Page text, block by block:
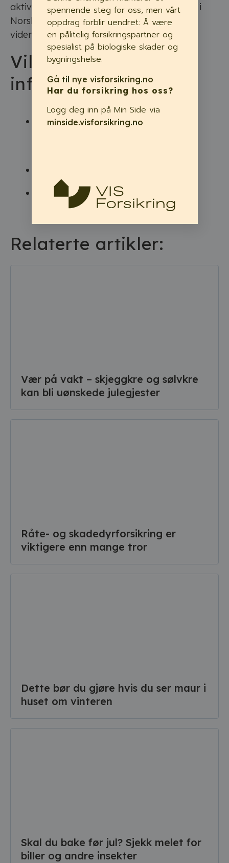
aktivitet i etterkant tar du kontakt med oss i
Norsk Hussopp Forsikring så hjelper vi deg
videre.
Vil du ha mer
informasjon?
Her finner du sjekkpunkter for
Fakta, tips og råd om svart
jordmaur
Relaterte artikler:
Vær på vakt – skjeggkre og sølvkre
kan bli uønskede julegjester
Råte- og skadedyrforsikring er
viktigere enn mange tror
Dette bør du gjøre hvis du ser maur i
huset om vinteren
Skal du bake før jul? Sjekk melet for
biller og andre insekter
spennende steg for oss, men vårt
oppdrag forblir uendret: Å være
en pålitelig forsikringspartner og
spesialist på biologiske skader og
bygningshelse.
Gå til nye visforsikring.no
Har du forsikring hos oss?
Logg deg inn på Min Side via
minside.visforsikring.no